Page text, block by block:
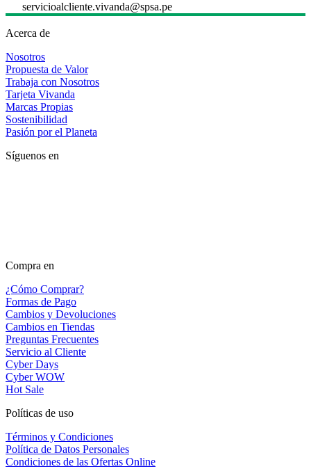
servicioalcliente.vivanda@spsa.pe
Acerca de
Nosotros
Propuesta de Valor
Trabaja con Nosotros
Tarjeta Vivanda
Marcas Propias
Sostenibilidad
Pasión por el Planeta
Síguenos en
Compra en
¿Cómo Comprar?
Formas de Pago
Cambios y Devoluciones
Cambios en Tiendas
Preguntas Frecuentes
Servicio al Cliente
Cyber Days
Cyber WOW
Hot Sale
Políticas de uso
Términos y Condiciones
Política de Datos Personales
Condiciones de las Ofertas Online